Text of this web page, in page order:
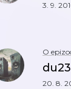
3. 9.
O
20. 8.